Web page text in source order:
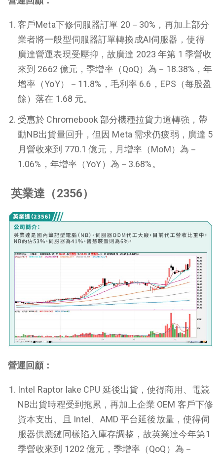
客戶Meta下修伺服器訂單 20－30%，再加上部分
業者將一般型伺服器訂單轉換成AI伺服器，使得
廣達營運表現受壓抑，故廣達 2023 年第 1 季營收
來到 2662 億元，季增率（QoQ）為－18.38%，年
增率（YoY）－11.8%，毛利率 6.6，EPS（每股盈
餘）落在 1.68 元。
受惠於 Chromebook 部分機種拉貨力道轉強，帶
動NB出貨量回升，但因 Meta 需求仍疲弱，廣達 5
月營收來到 770.1 億元，月增率（MoM）為－
1.06%，年增率（YoY）為－3.68%。
英業達（2356）
營運回顧：
Intel Raptor lake CPU 延後出貨，使得商用、電競
NB出貨時程受到拖累，再加上企業 OEM 客戶下修
資本支出、且 Intel、AMD 平台延後放量，使得伺
服器供應鏈同樣陷入庫存調整，故英業達今年第1
季營收來到 1202 億元，季增率（QoQ）為－